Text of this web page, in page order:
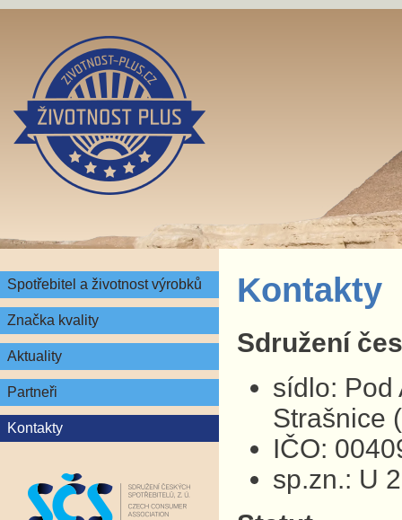
Spotřebitel a životnost výrobků
Značka kvality
Aktuality
Partneři
Kontakty
Kontakty
Sdružení
sídlo: Pod
Strašnice
IČO:
sp.zn.: U